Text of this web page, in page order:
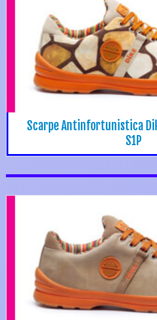
Scarpe Antinfortunistica
S1P